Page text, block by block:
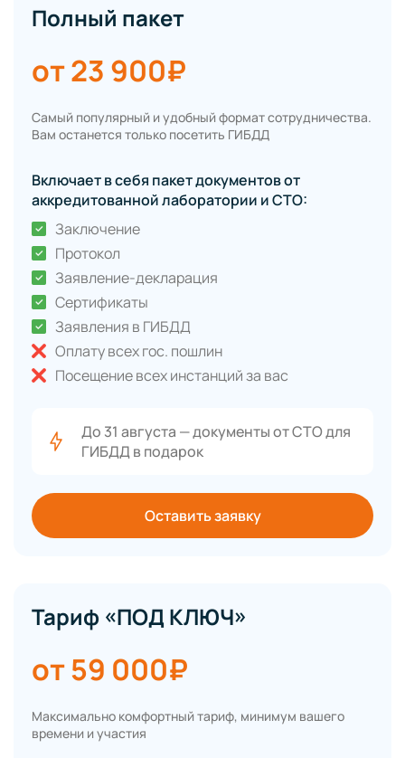
Полный пакет
от 23 900₽
Самый популярный и удобный формат сотрудничества.
Вам останется только посетить ГИБДД
Включает в себя пакет документов от
аккредитованной лаборатории и СТО:
Заключение
Протокол
Заявление-декларация
Сертификаты
Заявления в ГИБДД
Оплату всех гос. пошлин
Посещение всех инстанций за вас
До 31 августа — документы от СТО для
ГИБДД в подарок
Оставить заявку
Тариф «ПОД КЛЮЧ»
от 59 000₽
Максимально комфортный тариф, минимум вашего
времени и участия